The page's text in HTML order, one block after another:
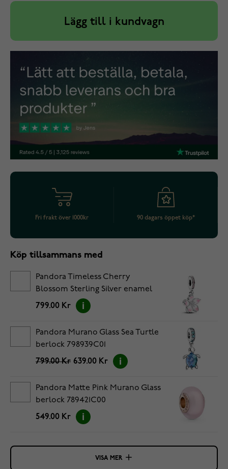
Lägg till i kundvagn
Fri frakt över 1000kr 90 dagars öppet köp*
Köp tillsammans med
Pandora Timeless Cherry
Blossom Sterling Silver enamel
berlock 790667C01
799.00 Kr
Pandora Murano Glass Sea Turtle
berlock 798939C01
799.00 Kr 639.00 Kr
Pandora Matte Pink Murano Glass
berlock 789421C00
549.00 Kr
VISA MER